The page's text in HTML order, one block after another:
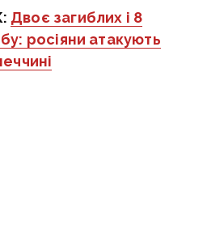
Двоє загиблих і 8
росіяни атакують